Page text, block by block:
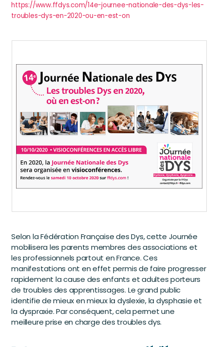
https://www.ffdys.com/14e-journee-nationale-des-dys-les-
troubles-dys-en-2020-ou-en-est-on
Selon la Fédération Française des Dys, cette Journée
mobilisera les parents membres des associations et
les professionnels partout en France. Ces
manifestations ont en effet permis de faire progresser
rapidement la cause des enfants et adultes porteurs
de troubles des apprentissages. Le grand public
identifie de mieux en mieux la dyslexie, la dysphasie et
la dyspraxie. Par conséquent, cela permet une
meilleure prise en charge des troubles dys.